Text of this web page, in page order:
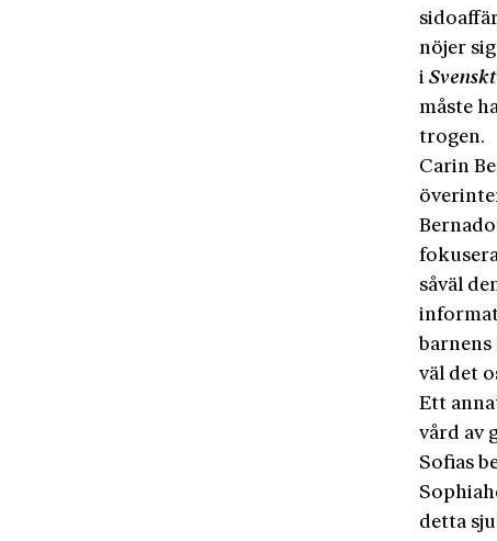
nöjer
i
måste
trogen.
Carin
såväl
väl det
Ett
vård av
Sofias
detta